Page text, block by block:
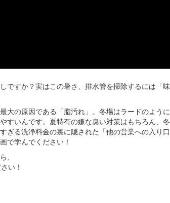
ですか？実はこの暑さ、排水管を掃除するには「
大の原因である「脂汚れ」。冬場はラードのよう
すいんです。夏特有の嫌な臭い対策はもちろん、
ぎる洗浄料金の裏に隠された「他の営業への入り
で学んでください！
、
い！